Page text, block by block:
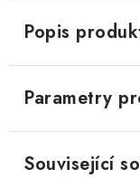
Popis
Parametry
Související